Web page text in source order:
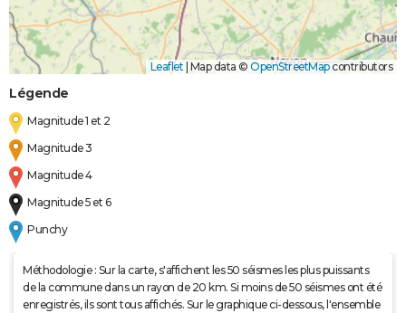
Leaflet | Map data © OpenStreetMapcontributors
Légende
Magnitude 1 et 2
Magnitude 3
Magnitude 4
Magnitude 5 et 6
Punchy
Méthodologie : Sur la carte, s'affichent les 50 séismes les plus puissants
de la commune dans un rayon de 20 km. Si moins de 50 séismes ont été
enregistrés, ils sont tous affichés. Sur le graphique ci-dessous, l'ensemble